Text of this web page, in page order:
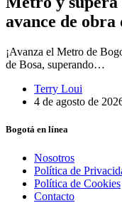
avance de obra
¡Avanza el Metro de
de Bosa, superando…
Terry Loui
4 de agosto de
Bogotá en línea
Nosotros
Política de
Política de Cookies
Contacto